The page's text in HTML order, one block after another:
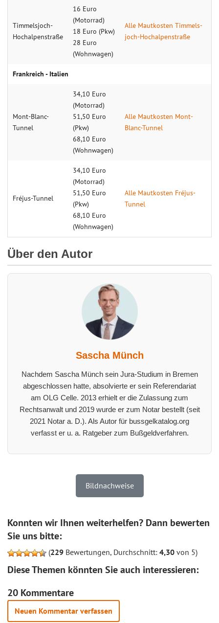
Timmelsjoch-
Hochalpenstraße
16 Euro
(Motorrad)
18 Euro (Pkw)
28 Euro
(Wohnwagen)
Alle Maut­kosten Timmels­
joch-Hoch­alpen­straße
Frankreich - Italien
Mont-Blanc-
Tunnel
34,10 Euro
(Motorrad)
51,50 Euro
(Pkw)
68,10 Euro
(Wohnwagen)
Alle Maut­kosten Mont-
Blanc-Tunnel
Fréjus-Tunnel
34,10 Euro
(Motorrad)
51,50 Euro
(Pkw)
68,10 Euro
(Wohnwagen)
Alle Maut­kosten Fréjus-
Tunnel
Über den Autor
Sascha Münch
Nachdem Sascha Münch sein Jura-Studium in Bremen
abgeschlossen hatte, absolvierte er sein Referendariat
am OLG Celle. 2013 erhielt er die Zulassung zum
Rechtsanwalt und 2019 wurde er zum Notar bestellt (seit
2021 Notar a. D.). Als Autor für bussgelkatalog.org
verfasst er u. a. Ratgeber zum Bußgeldverfahren.
Bildnachweise
Konnten wir Ihnen weiterhelfen? Dann bewerten
Sie uns bitte:
(229 Bewertungen, Durchschnitt: 4,30 von 5)
Diese Themen könnten Sie auch interessieren:
20 Kommentare
Neuen Kommentar verfassen